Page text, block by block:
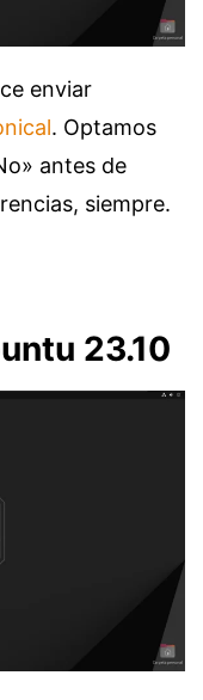
enviar
. Optamos
antes de
siempre.
23.10